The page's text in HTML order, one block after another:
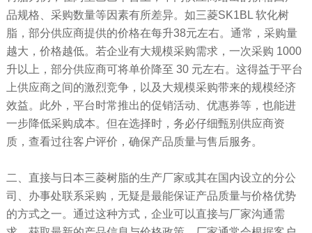
品规格、采购数量等因素有所差异。如三菱SK1BL 软化树
脂，部分供应商提供的价格在每升38元左右。通常，采购量
越大，价格越低。若企业有大规模采购需求，一次采购 1000
升以上，部分供应商可将单价降至 30 元左右。这得益于平台
上供应商之间的激烈竞争，以及大规模采购带来的规模经济
效益。此外，平台时常推出的促销活动、优惠券等，也能进
一步降低采购成本。但在选择时，务必仔细甄别供应商资
质，查看过往客户评价，确保产品质量与售后服务。
二、直接与日本三菱树脂的生产厂家或其在国内设立的分公
司、办事处联系采购，无疑是最能保证产品质量与价格优势
的方式之一。通过这种方式，企业可以直接与厂家沟通需